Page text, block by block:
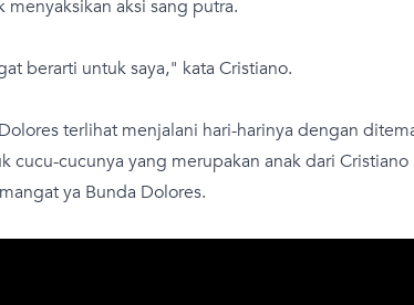
menyaksikan aksi sang putra.
berarti untuk saya," kata Cristiano.
terlihat menjalani hari-harinya dengan
cucu-cucunya yang merupakan anak dari Cristiano
ya Bunda Dolores.